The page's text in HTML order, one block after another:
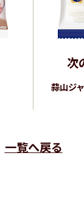
一覧へ戻る
次
蒜山ジ